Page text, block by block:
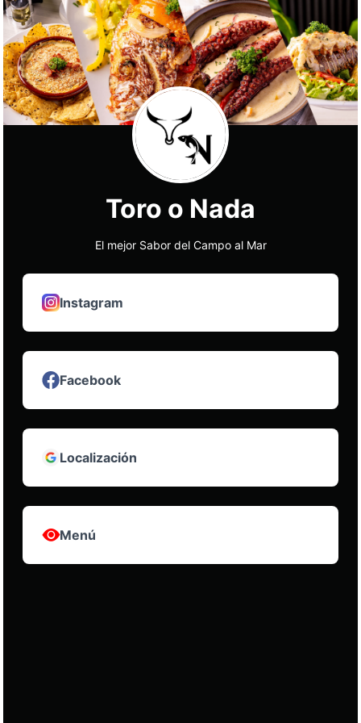
Toro o Nada
El mejor Sabor del Campo al Mar
Instagram
Facebook
Localización
Menú